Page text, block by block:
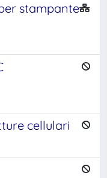
stampante
cellulari